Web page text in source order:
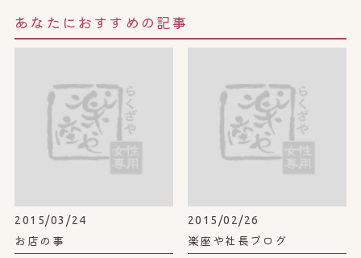
あなたにおすすめの記事
2015/03/24
お店の事
2015/02/26
楽座や社長ブログ